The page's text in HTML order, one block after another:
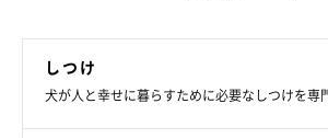
しつけ
犬が人と幸せに暮らすために必要なしつけを専